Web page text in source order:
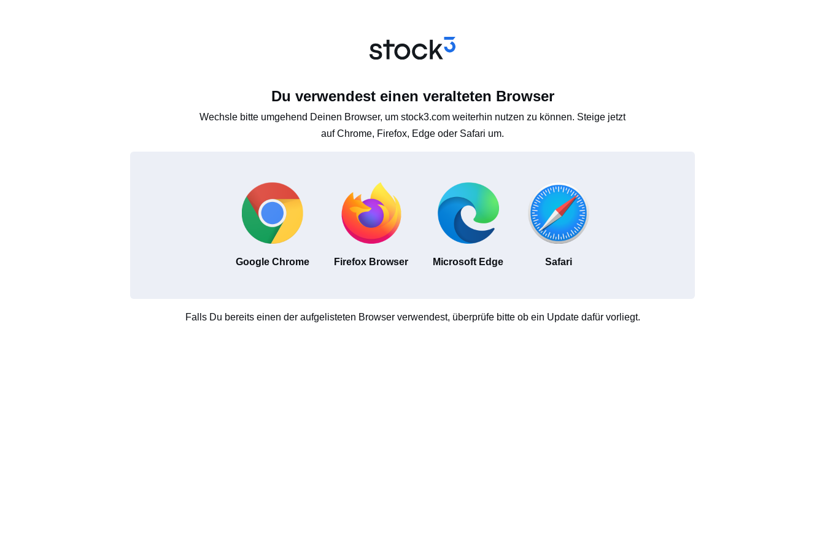
Du verwendest einen veralteten Browser
Wechsle bitte umgehend Deinen Browser, um stock3.com weiterhin nutzen zu können. Steige jetzt
auf Chrome, Firefox, Edge oder Safari um.
Google Chrome Firefox Browser Microsoft Edge Safari
Falls Du bereits einen der aufgelisteten Browser verwendest, überprüfe bitte ob ein Update dafür vorliegt.